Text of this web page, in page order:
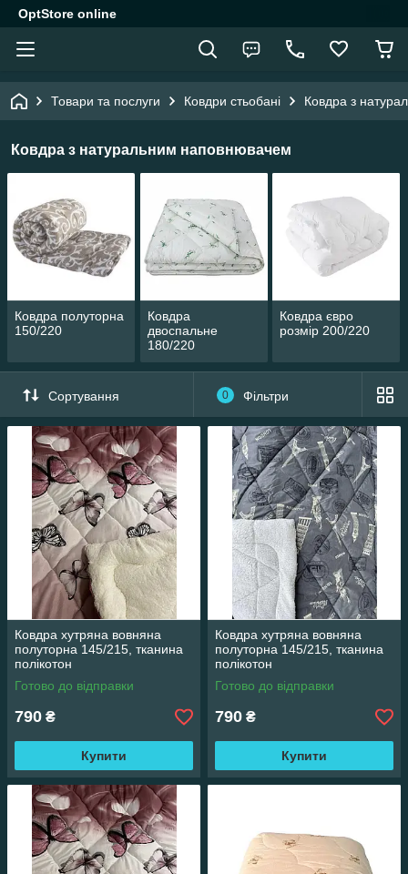
OptStore online
Товари та послуги Ковдри стьобані Ковдра з
Ковдра з натуральним наповнювачем
Ковдра полуторна
150/220
Ковдра
двоспальне
180/220
Ковдра євро
розмір 200/220
Сортування 0 Фільтри
Ковдра хутряна вовняна
полуторна 145/215, тканина
полікотон
Готово до відправки
790 ₴
Купити
Ковдра хутряна вовняна
полуторна 145/215, тканина
полікотон
Готово до відправки
790 ₴
Купити